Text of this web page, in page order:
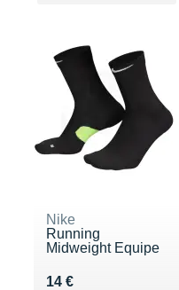
Nike
Running
Midweight Equipe
14 €
Vendu 14 €